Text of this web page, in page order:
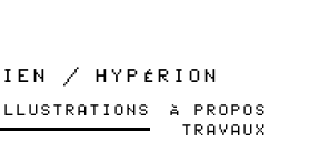
/ HYPÉRION
À PROPOS
TRAVAUX